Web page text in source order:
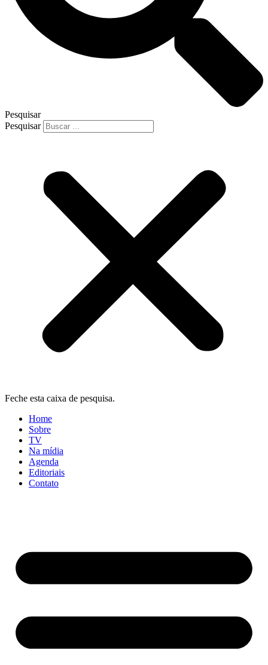
Pesquisar
Pesquisar
Feche esta caixa de pesquisa.
Home
Sobre
TV
Na mídia
Agenda
Editoriais
Contato